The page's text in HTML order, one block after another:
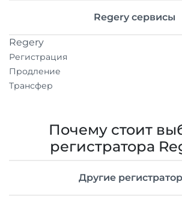
Regery сервисы
Regery
Регистрация
Продление
Трансфер
Почему стоит
регистратора
Другие